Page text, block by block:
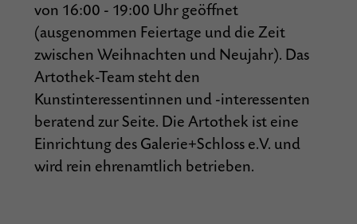
von 16:00 - 19:00 Uhr geöffnet
(ausgenommen Feiertage und die Zeit
zwischen Weihnachten und Neujahr). Das
Artothek-Team steht den
Kunstinteressentinnen und -interessenten
beratend zur Seite. Die Artothek ist eine
Einrichtung des Galerie+Schloss e.V. und
wird rein ehrenamtlich betrieben.